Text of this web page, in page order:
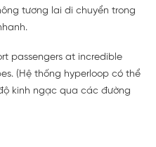
tương lai di chuyển trong
passengers at incredible
(Hệ thống hyperloop có thể
kinh ngạc qua các đường